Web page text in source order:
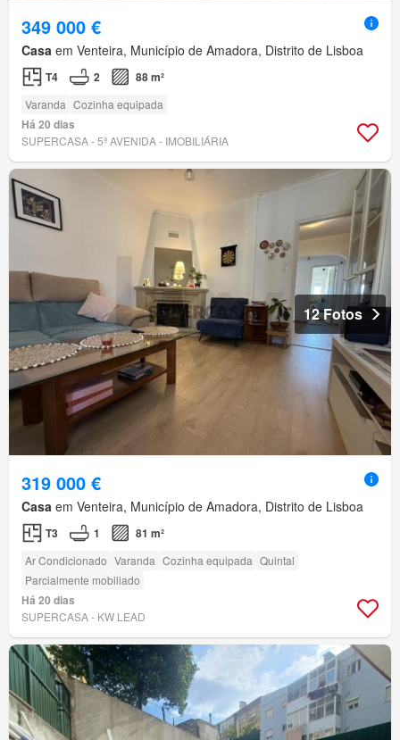
349 000 €
Casa em Venteira, Município de Amadora, Distrito de Lisboa
T4 2 88 m²
Varanda Cozinha equipada
Há 20 dias
SUPERCASA - 5ª AVENIDA - IMOBILIÁRIA
12 Fotos
319 000 €
Casa em Venteira, Município de Amadora, Distrito de Lisboa
T3 1 81 m²
Ar Condicionado Varanda Cozinha equipada Quintal
Parcialmente mobiliado
Há 20 dias
SUPERCASA - KW LEAD